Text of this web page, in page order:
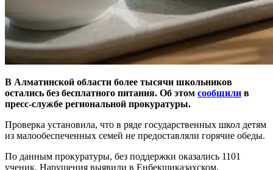
В Алматинской области более тысячи школьников
остались без бесплатного питания. Об этом сообщили в
пресс‑службе региональной прокуратуры.
Проверка установила, что в ряде государственных школ детям
из малообеспеченных семей не предоставляли горячие обеды.
По данным прокуратуры, без поддержки оказались 1101
ученик. Нарушения выявили в Енбекшиказахском,